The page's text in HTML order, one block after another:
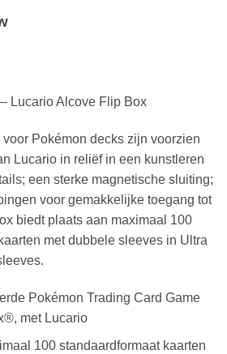
Lucario Alcove Flip Box
Pokémon decks zijn voorzien
Lucario in reliëf in een kunstleren
een sterke magnetische sluiting;
voor gemakkelijke toegang tot
biedt plaats aan maximaal 100
met dubbele sleeves in Ultra
Pokémon Trading Card Game
met Lucario
100 standaardformaat kaarten